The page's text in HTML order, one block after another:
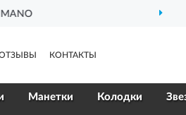
ДОСТАВИМ
КОНТАКТЫ
Манетки Колодки